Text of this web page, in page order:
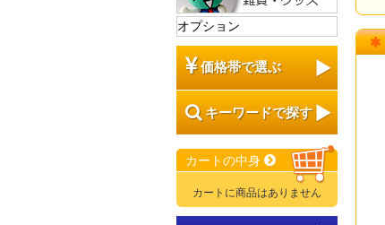
オプション
価格帯で選ぶ
キーワードで探す
カートの中身
カートに商品はありません